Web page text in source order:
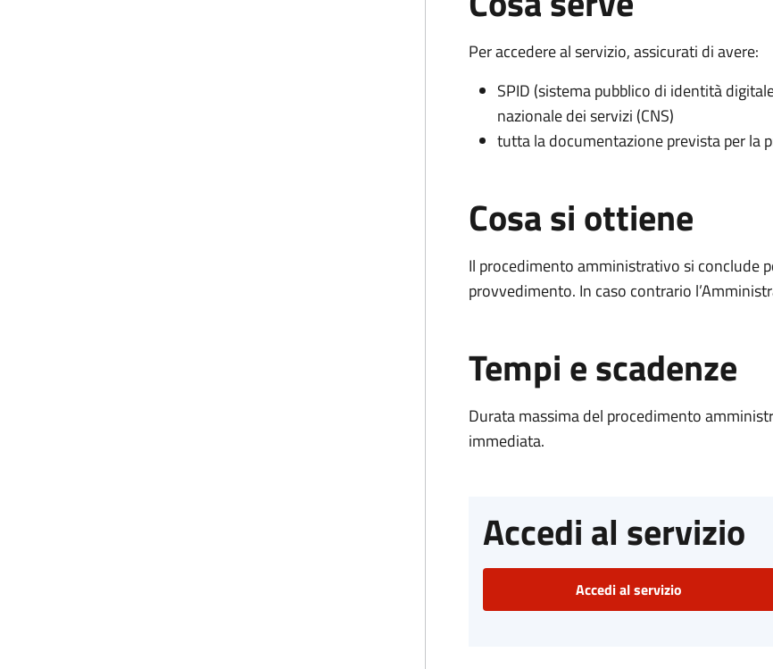
Per accedere al servizio, assicurati di avere:
SPID (sistema pubblico di identità
nazionale dei servizi (CNS)
tutta la documentazione prevista per la
Cosa si ottiene
Il procedimento amministrativo si conclude
provvedimento. In caso contrario
Tempi e scadenze
Durata massima del procedimento
immediata.
Accedi al servizio
Accedi al servizio